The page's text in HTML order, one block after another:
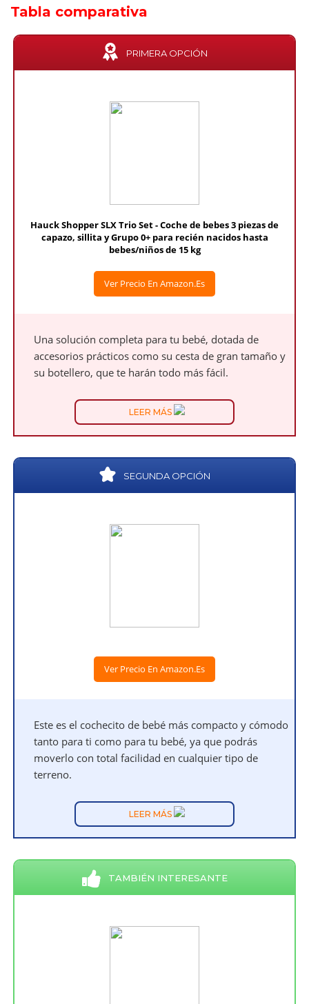
Tabla comparativa
PRIMERA OPCIÓN
Hauck Shopper SLX Trio Set - Coche de bebes 3 piezas de
capazo, sillita y Grupo 0+ para recién nacidos hasta
bebes/niños de 15 kg
Ver Precio En Amazon.es
Una solución completa para tu bebé, dotada de
accesorios prácticos como su cesta de gran tamaño y
su botellero, que te harán todo más fácil.
LEER MÁS
SEGUNDA OPCIÓN
Ver Precio En Amazon.es
Este es el cochecito de bebé más compacto y cómodo
tanto para ti como para tu bebé, ya que podrás
moverlo con total facilidad en cualquier tipo de
terreno.
LEER MÁS
TAMBIÉN INTERESANTE